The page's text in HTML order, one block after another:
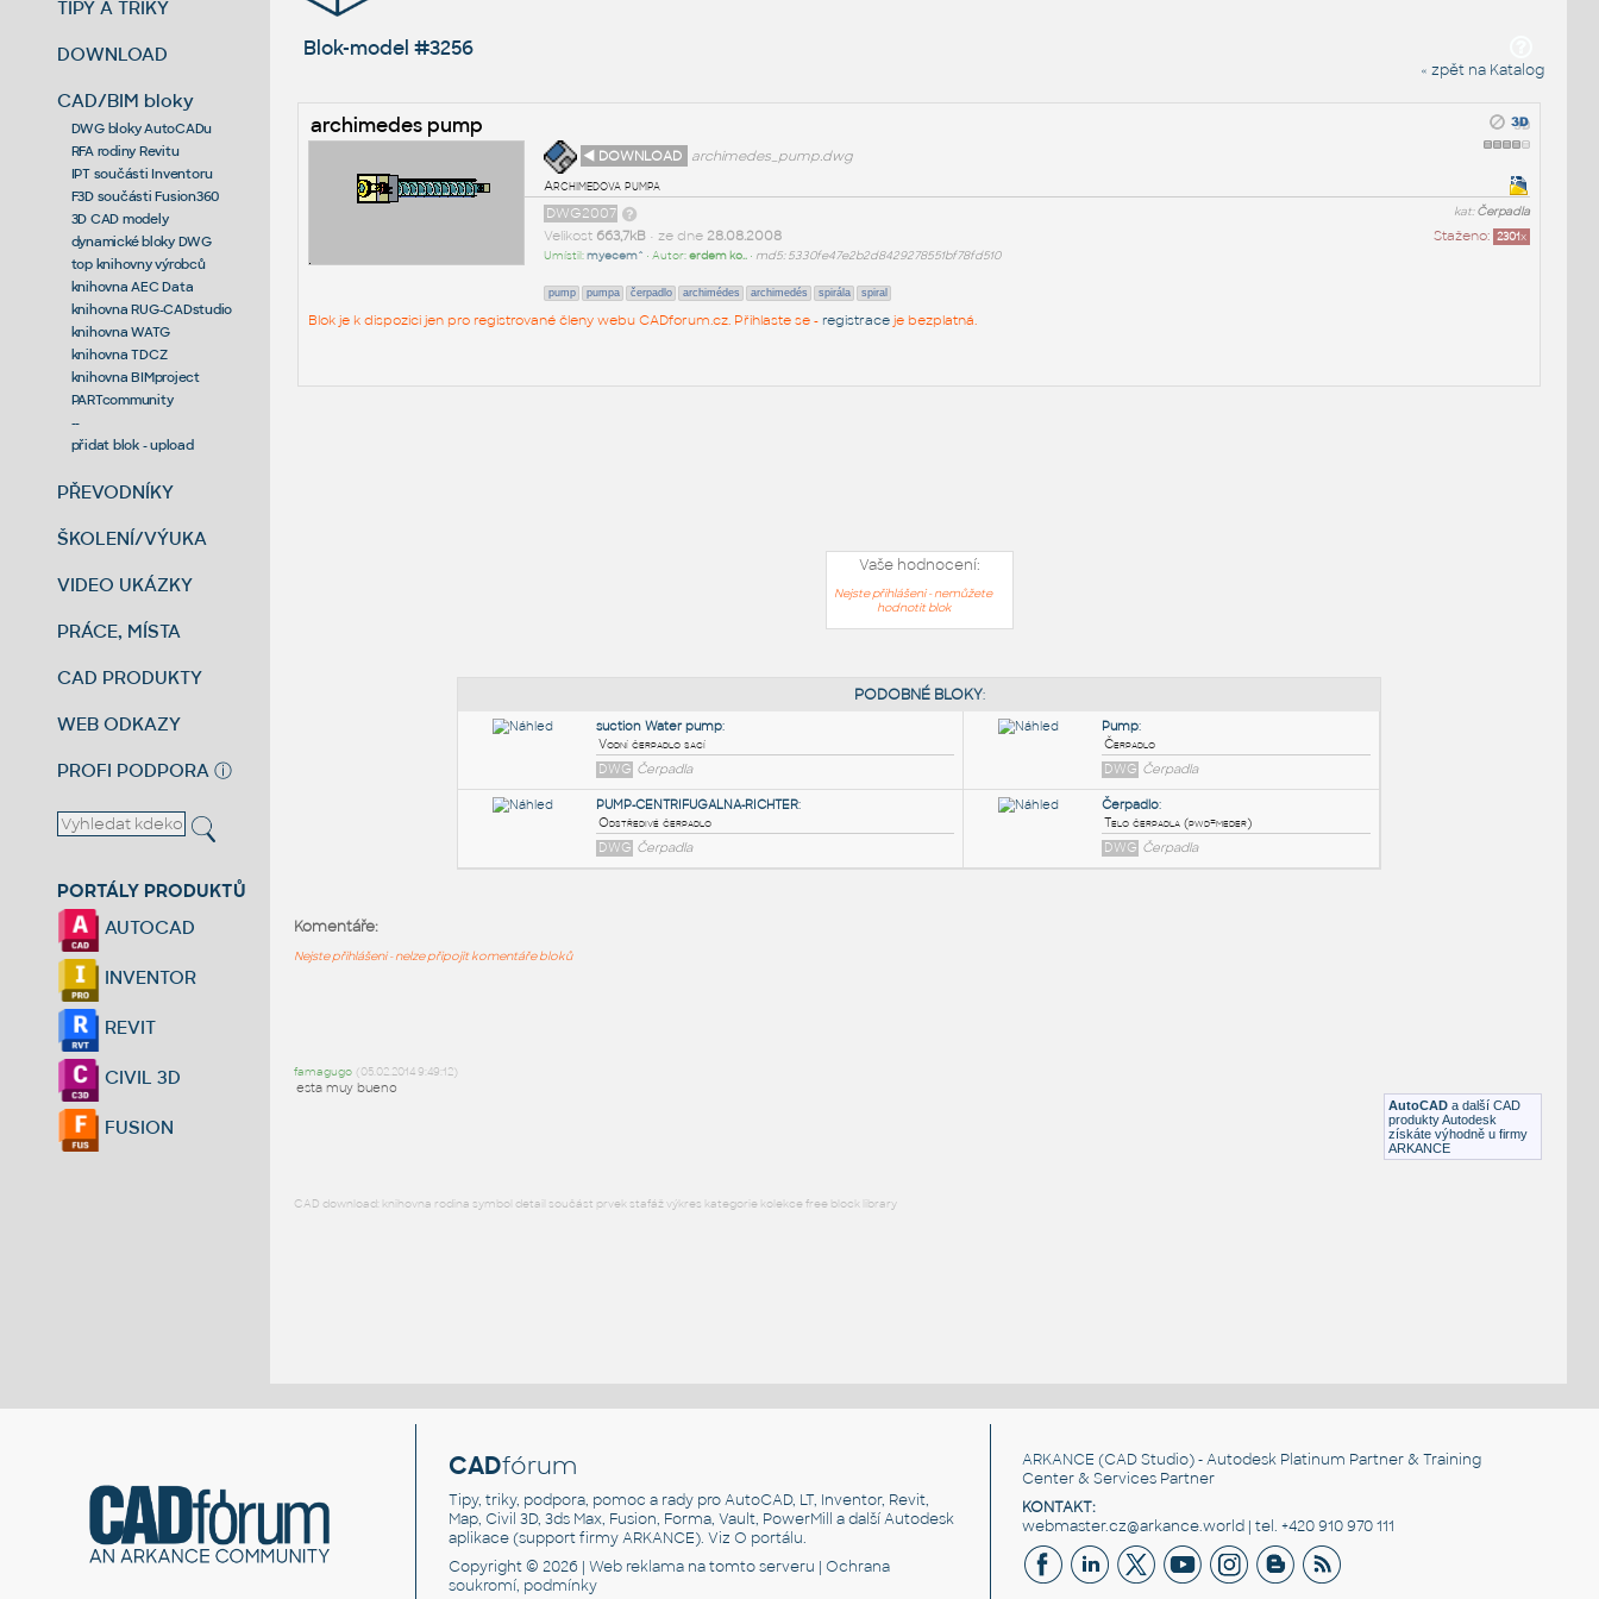
TIPY A TRIKY
DOWNLOAD
CAD/BIM bloky
DWG bloky AutoCADu
RFA rodiny Revitu
IPT součásti Inventoru
F3D součásti Fusion360
3D CAD modely
dynamické bloky DWG
top knihovny výrobců
knihovna AEC Data
knihovna RUG-CADstudio
knihovna WATG
knihovna TDCZ
knihovna BIMproject
PARTcommunity
--
přidat blok - upload
PŘEVODNÍKY
ŠKOLENÍ/VÝUKA
VIDEO UKÁZKY
PRÁCE, MÍSTA
CAD PRODUKTY
WEB ODKAZY
PROFI PODPORA ⓘ
PORTÁLY PRODUKTŮ
AUTOCAD
INVENTOR
REVIT
CIVIL 3D
FUSION
Blok-model #3256
« zpět na Katalog
archimedes pump
◄ DOWNLOAD
archimedes_pump.dwg
Archimedova pumpa
kat:Čerpadla
DWG2007
Staženo: 2301x
Velikost 663,7kB• ze dne 28.08.2008
Umístil:myecem^ • Autor:erdem ko..• md5: 5330fe47e2b2d8429278551bf78fd510
pump pumpa čerpadlo archimédes archimedés spirála spiral
Blok je k dispozici jen pro registrované členy webu CADforum.cz. Přihlaste se - registraceje bezplatná.
Vaše hodnocení:
Nejste přihlášeni - nemůžete
hodnotit blok
Čerpadla
AutoCAD a další CAD
produkty Autodesk
získáte výhodně u firmy
ARKANCE
Komentáře:
Nejste přihlášeni - nelze připojit komentáře bloků
famagugo (05.02.2014 9:49:12)
esta muy bueno
CAD download: knihovna rodina symbol detail součást prvek stafáž výkres kategorie kolekce free block library
CADfórum
Tipy, triky, podpora, pomoc a rady pro AutoCAD, LT, Inventor, Revit,
Map, Civil 3D, 3ds Max, Fusion, Forma, Vault, PowerMill a další Autodesk
aplikace (support firmy ARKANCE). VizO portálu.
Copyright © 2026 |Web reklama na tomto serveru |Ochrana
soukromí, podmínky
ARKANCE (CAD Studio) - Autodesk Platinum Partner & Training
Center & Services Partner
KONTAKT:
webmaster.cz@arkance.world | tel. +420 910 970 111